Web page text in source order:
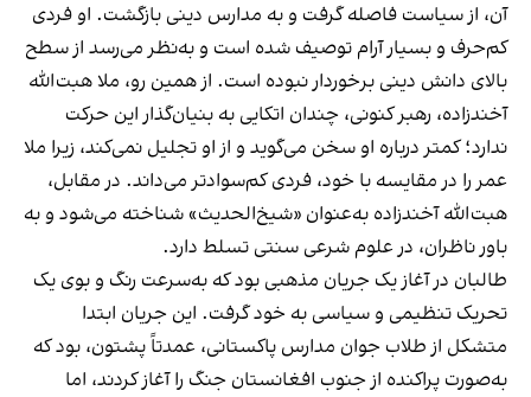
آن، از سیاست فاصله گرفت و به مدارس دینی بازگشت. او فردی
کم‌حرف و بسیار آرام توصیف شده است و به‌نظر می‌رسد از سطح
بالای دانش دینی برخوردار نبوده است. از همین رو، ملا هبت‌الله
آخندزاده، رهبر کنونی، چندان اتکایی به بنیان‌گذار این حرکت
ندارد؛ کمتر درباره او سخن می‌گوید و از او تجلیل نمی‌کند، زیرا ملا
عمر را در مقایسه با خود، فردی کم‌سوادتر می‌داند. در مقابل،
هبت‌الله آخندزاده به‌عنوان «شیخ‌الحدیث» شناخته می‌شود و به
باور ناظران، در علوم شرعی سنتی تسلط دارد.
طالبان در آغاز یک جریان مذهبی بود که به‌سرعت رنگ و بوی یک
تحریک تنظیمی و سیاسی به خود گرفت. این جریان ابتدا
متشکل از طلاب جوان مدارس پاکستانی، عمدتاً پشتون، بود که
به‌صورت پراکنده از جنوب افغانستان جنگ را آغاز کردند، اما